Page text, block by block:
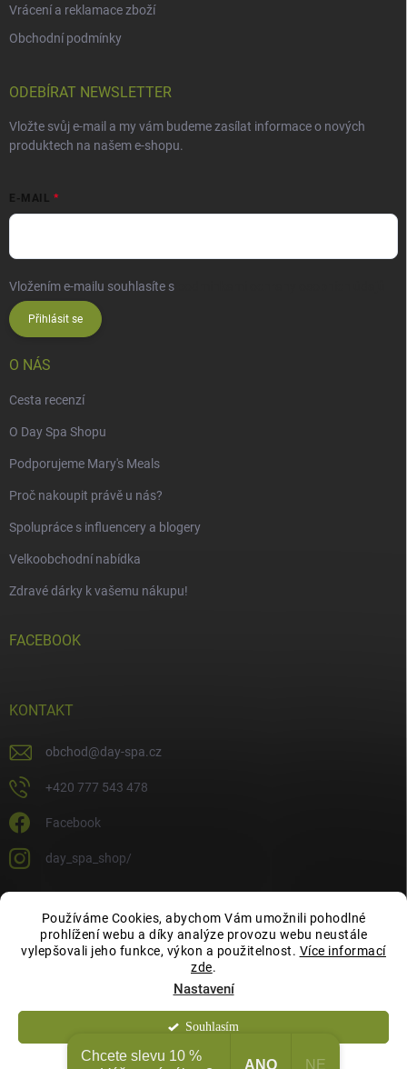
Používáme Cookies, abychom Vám umožnili pohodlné
prohlížení webu a díky analýze provozu webu neustále
vylepšovali jeho funkce, výkon a použitelnost. Více informací
zde.
Nastavení
Souhlasím
Vrácení a reklamace zboží
Obchodní podmínky
ODEBÍRAT NEWSLETTER
Vložte svůj e-mail a my vám budeme zasílat informace o nových
produktech na našem e-shopu.
E-MAIL
Vložením e-mailu souhlasíte s
Přihlásit se
O NÁS
Cesta recenzí
O Day Spa Shopu
Podporujeme Mary's Meals
Proč nakoupit právě u nás?
Spolupráce s influencery a blogery
Velkoobchodní nabídka
Zdravé dárky k vašemu nákupu!
FACEBOOK
KONTAKT
obchod@day-spa.cz
+420 777 543 478
Facebook
day_spa_shop/
OCHRANA OSOBNÍCH ÚDAJŮ
Copyright 2026 Day Spa Shop . Všechna práva vyhrazena.
Chcete slevu 10 %
ANO NE